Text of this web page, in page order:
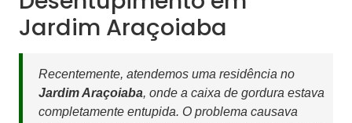
Jardim Araçoiaba
Recentemente, atendemos uma residência no
Jardim Araçoiaba, onde a caixa de gordura estava
completamente entupida. O problema causava